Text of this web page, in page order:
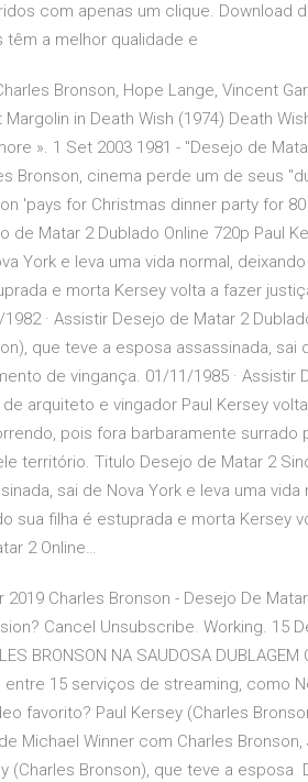
com apenas um clique. Download
têm a melhor qualidade e
Bronson, Hope Lange, Vincent
Margolin in Death Wish (1974) Death
». 1 Set 2003 1981 - "Desejo de
Bronson, cinema perde um de seus
'pays for Christmas dinner party for
de Matar 2 Dublado Online 720p Paul
York e leva uma vida normal,
e morta Kersey volta a fazer
· Assistir Desejo de Matar 2
que teve a esposa assassinada, sai
de vingança. 01/11/1985 · Assistir
arquiteto e vingador Paul Kersey
pois fora barbaramente surrado
território. Titulo Desejo de Matar 2
sai de Nova York e leva uma
sua filha é estuprada e morta Kersey
2 Online…
2019 Charles Bronson - Desejo De
Cancel Unsubscribe. Working. 15
BRONSON NA SAUDOSA
entre 15 serviços de streaming, como
favorito? Paul Kersey (Charles
Michael Winner com Charles
(Charles Bronson), que teve a